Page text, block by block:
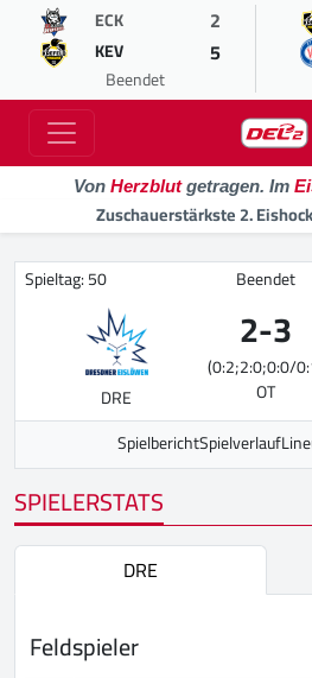
ECK 2
KEV 5
Beendet
Von Herzblutgetragen. Im
Zuschauerstärkste 2.
Spieltag: 50 Beendet
DRE
2-3
(0:2;2:0;0:0/
OT
SpielberichtSpielverlauf
SPIELERSTATS
DRE
Feldspieler